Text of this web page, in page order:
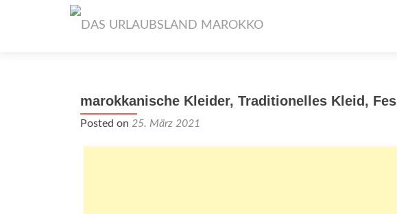
marokkanische Kleider, Traditionelles Kleid, Fes
Posted on 25. März 2021